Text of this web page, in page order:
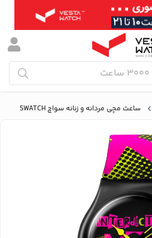
ساعت مچی مردانه و زنانه سواچ SWATCH مدل SO32B121